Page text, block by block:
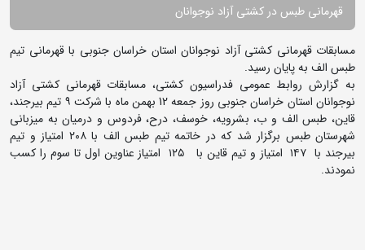
قهرمانی طبس در کشتی آزاد نوجوانان
مسابقات قهرمانی کشتی آزاد نوجوانان استان خراسان جنوبی با قهرمانی تیم
طبس الف به پایان رسید.
به گزارش روابط عمومی فدراسیون کشتی، مسابقات قهرمانی کشتی آزاد
نوجوانان استان خراسان جنوبی روز جمعه 12 بهمن ماه با شرکت ۹ تیم بیرجند،
قاین، طبس الف و ب، بشرویه، خوسف، درح، فردوس و درمیان به میزبانی
شهرستان طبس برگزار شد که در خاتمه تیم طبس الف با ۲۰۸ امتیاز و تیم
بیرجند با ۱۴۷ امتیاز و تیم قاین با ۱۲۵ امتیاز عناوین اول تا سوم را کسب
نمودند.